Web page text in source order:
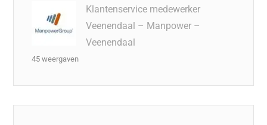
Klantenservice medewerker
Veenendaal – Manpower –
Veenendaal
45 weergaven